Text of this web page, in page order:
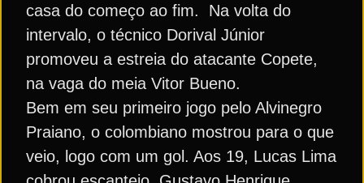
casa do começo ao fim. Na volta do
intervalo, o técnico Dorival Júnior
promoveu a estreia do atacante Copete,
na vaga do meia Vitor Bueno.
Bem em seu primeiro jogo pelo Alvinegro
Praiano, o colombiano mostrou para o que
veio, logo com um gol. Aos 19, Lucas Lima